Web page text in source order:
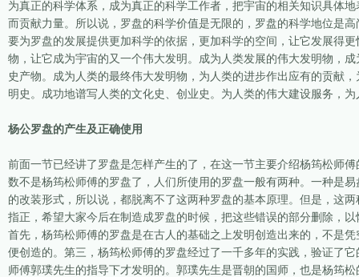
为真正的科学体系，成为真正的科学工作者，把宇宙的相关知识具体
而贡献力量。所以说，罗盘的科学价值是无限的，罗盘的科学地位是
要为罗盘的发展提供更加科学的依据，更加科学的空间，让它发展得
物，让它成为宇宙的又一个伟大发明。成为人类发展的伟大发明物，
史产物。成为人类的最终伟大发明物，为人类的进步作出应有的贡献
明史。成功地谱写人类的文化史、创业史。为人类的伟大建设服务，
杨公罗盘的产生及正确使用
前面一节已经讲了罗盘是怎样产生的了，在这一节主要介绍杨筠松师
数不是杨筠松师傅的罗盘了，人们所使用的罗盘一般有两种。一种是
的改装形式，所以说，都脱离不了这两种罗盘的基本原理。但是，这
指正，希望大家今后在制造成罗盘的时候，把这些错误的部分删除，
首先，杨筠松师傅的罗盘是在古人的基础之上发明创造出来的，不是
便创造的。第三，杨筠松师傅的罗盘经过了一千多年的实践，验证了
师傅郭璞先生的指导下才发明的。郭璞先生是晋朝的国师，也是杨筠